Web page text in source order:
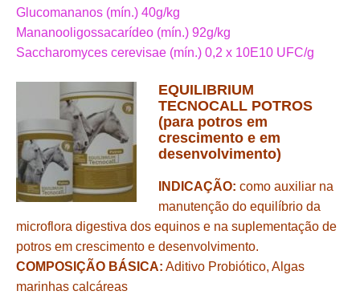
Glucomananos (mín.) 40g/kg
Mananooligossacarídeo (mín.) 92g/kg
Saccharomyces cerevisae (mín.) 0,2 x 10E10 UFC/g
EQUILIBRIUM
TECNOCALL POTROS
(para potros em
crescimento e em
desenvolvimento)
INDICAÇÃO: como auxiliar na
manutenção do equilíbrio da
microflora digestiva dos equinos e na suplementação de
potros em crescimento e desenvolvimento.
COMPOSIÇÃO BÁSICA: Aditivo Probiótico, Algas
marinhas calcáreas